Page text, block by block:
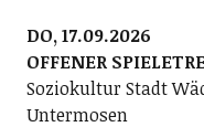
DO, 17.09.2026
OFFENER
Soziokultur Stadt
Untermosen